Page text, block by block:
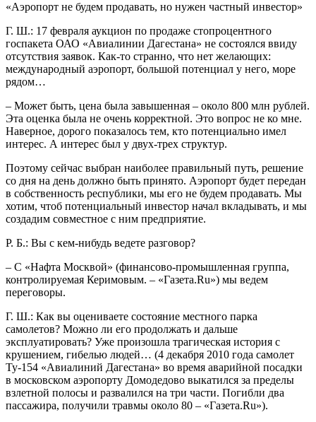
«Аэропорт не будем продавать, но нужен частный инвестор»
Г. Ш.: 17 февраля аукцион по продаже стопроцентного
госпакета ОАО «Авиалинии Дагестана» не состоялся ввиду
отсутствия заявок. Как-то странно, что нет желающих:
международный аэропорт, большой потенциал у него, море
рядом…
– Может быть, цена была завышенная – около 800 млн рублей.
Эта оценка была не очень корректной. Это вопрос не ко мне.
Наверное, дорого показалось тем, кто потенциально имел
интерес. А интерес был у двух-трех структур.
Поэтому сейчас выбран наиболее правильный путь, решение
со дня на день должно быть принято. Аэропорт будет передан
в собственность республики, мы его не будем продавать. Мы
хотим, чтоб потенциальный инвестор начал вкладывать, и мы
создадим совместное с ним предприятие.
Р. Б.: Вы с кем-нибудь ведете разговор?
– С «Нафта Москвой» (финансово-промышленная группа,
контролируемая Керимовым. – «Газета.Ru») мы ведем
переговоры.
Г. Ш.: Как вы оцениваете состояние местного парка
самолетов? Можно ли его продолжать и дальше
эксплуатировать? Уже произошла трагическая история с
крушением, гибелью людей… (4 декабря 2010 года самолет
Ту-154 «Авиалиний Дагестана» во время аварийной посадки
в московском аэропорту Домодедово выкатился за пределы
взлетной полосы и развалился на три части. Погибли два
пассажира, получили травмы около 80 – «Газета.Ru»).